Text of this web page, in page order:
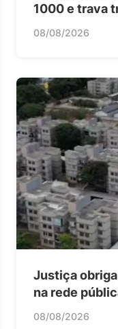
1000 e trava
08/08/2026
Justiça
na rede
08/08/2026